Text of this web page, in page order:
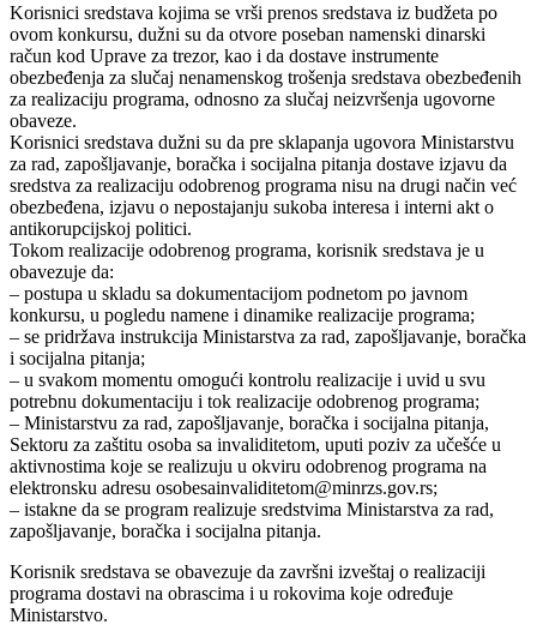
Korisnici sredstava kojima se vrši prenos sredstava iz budžeta po
ovom konkursu, dužni su da otvore poseban namenski dinarski
račun kod Uprave za trezor, kao i da dostave instrumente
obezbeđenja za slučaj nenamenskog trošenja sredstava obezbeđenih
za realizaciju programa, odnosno za slučaj neizvršenja ugovorne
obaveze.
Korisnici sredstava dužni su da pre sklapanja ugovora Ministarstvu
za rad, zapošljavanje, boračka i socijalna pitanja dostave izjavu da
sredstva za realizaciju odobrenog programa nisu na drugi način već
obezbeđena, izjavu o nepostajanju sukoba interesa i interni akt o
antikorupcijskoj politici.
Tokom realizacije odobrenog programa, korisnik sredstava je u
obavezuje da:
– postupa u skladu sa dokumentacijom podnetom po javnom
konkursu, u pogledu namene i dinamike realizacije programa;
– se pridržava instrukcija Ministarstva za rad, zapošljavanje, boračka
i socijalna pitanja;
– u svakom momentu omogući kontrolu realizacije i uvid u svu
potrebnu dokumentaciju i tok realizacije odobrenog programa;
– Ministarstvu za rad, zapošljavanje, boračka i socijalna pitanja,
Sektoru za zaštitu osoba sa invaliditetom, uputi poziv za učešće u
aktivnostima koje se realizuju u okviru odobrenog programa na
elektronsku adresu osobesainvaliditetom@minrzs.gov.rs;
– istakne da se program realizuje sredstvima Ministarstva za rad,
zapošljavanje, boračka i socijalna pitanja.
Korisnik sredstava se obavezuje da završni izveštaj o realizaciji
programa dostavi na obrascima i u rokovima koje određuje
Ministarstvo.